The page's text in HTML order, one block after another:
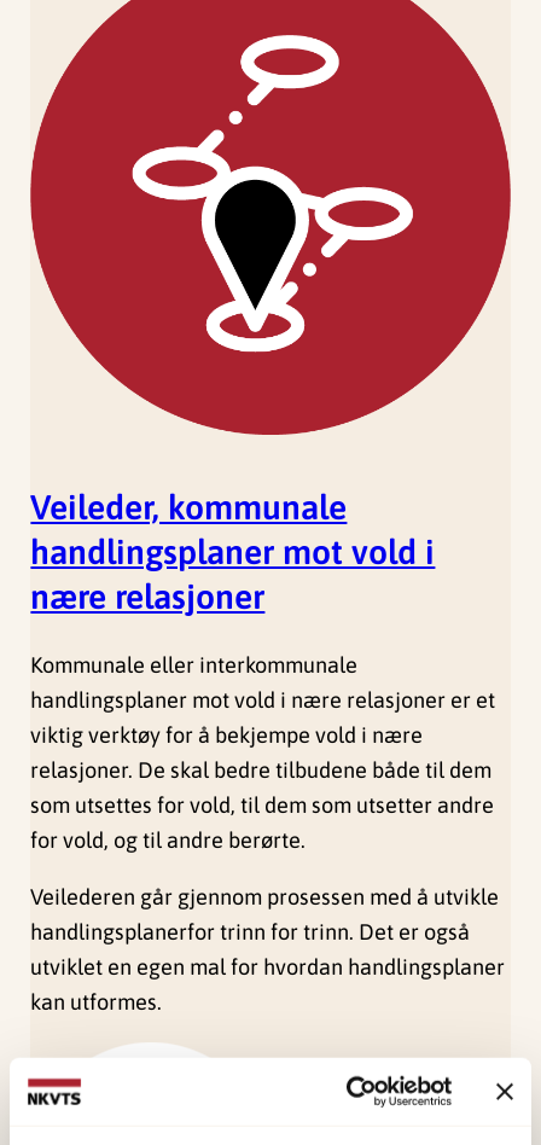
Veileder, kommunale
handlingsplaner mot vold i
nære relasjoner
Kommunale eller interkommunale
handlingsplaner mot vold i nære relasjoner er et
viktig verktøy for å bekjempe vold i nære
relasjoner. De skal bedre tilbudene både til dem
som utsettes for vold, til dem som utsetter andre
for vold, og til andre berørte.
Veilederen går gjennom prosessen med å utvikle
handlingsplanerfor trinn for trinn. Det er også
utviklet en egen mal for hvordan handlingsplaner
kan utformes.